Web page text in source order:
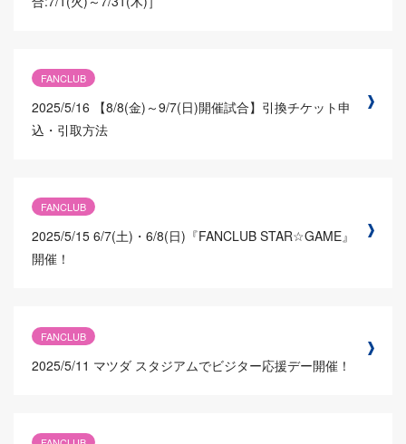
FANCLUB
2025/5/16
【8/8(金)～9/7(日)開催試合】引換チケット申
込・引取方法
FANCLUB
2025/5/15 6/7(土)・6/8(日)『FANCLUB STAR☆GAME』
開催！
FANCLUB
2025/5/11 マツダ スタジアムでビジター応援デー開催！